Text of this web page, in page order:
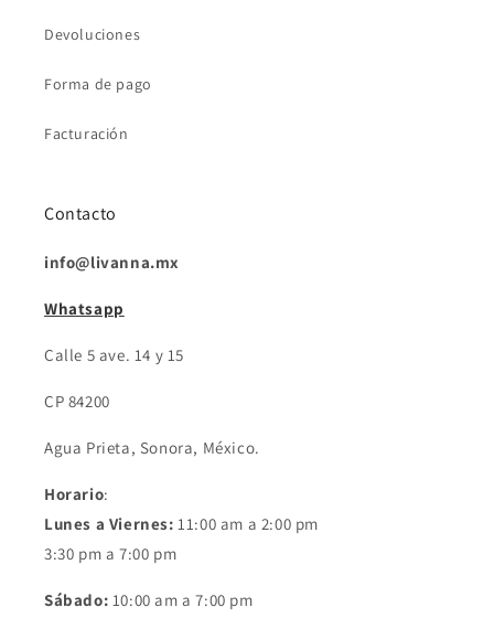
Devoluciones
Forma de pago
Facturación
Contacto
info@livanna.mx
Whatsapp
Calle 5 ave. 14 y 15
CP 84200
Agua Prieta, Sonora, México.
Horario:
Lunes a Viernes: 11:00 am a 2:00 pm
3:30 pm a 7:00 pm
Sábado: 10:00 am a 7:00 pm